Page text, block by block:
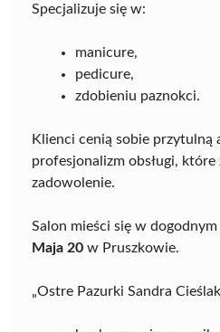
Specjalizuje się w:
manicure,
pedicure,
zdobieniu paznokci.
Klienci cenią sobie przytulną
profesjonalizm obsługi, które
zadowolenie.
Salon mieści się w
Maja 20 w Pruszkowie.
„Ostre Pazurki Sandra